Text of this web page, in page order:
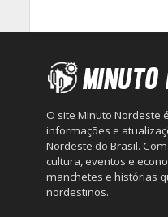
O site Minuto Nordeste
informações e
Nordeste do Brasil.
cultura, eventos e
manchetes e histórias
nordestinos.